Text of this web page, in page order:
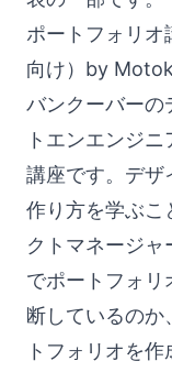
ポートフォリオ
向け）by
バンクーバーの
トエンエンジ
講座です。デザ
作り方を学ぶこ
クトマネージ
でポートフォリ
断しているのか
トフォリオを